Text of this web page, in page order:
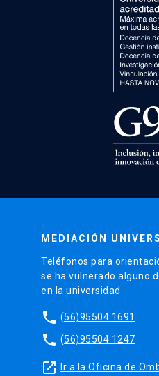
MEDIACIÓN
Teléfonos para
se ha vulnerado alguno
en la universidad.
phone (56)95504 1691
phone (56)95504 1247
launch Ir a la Oficina de